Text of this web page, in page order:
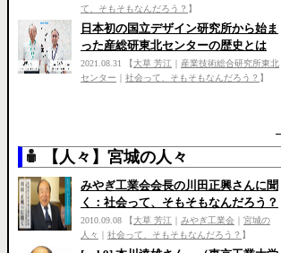
て、そもそもなんだろう？ 】
日本初の国立デザイン研究所から始ま
った産総研東北センターの歴史とは
2021.08.31 【大草 芳江
産業技術総合研究所東北
センター
社会って、そもそもなんだろう？ 】
【人々】宮城の人々
みやぎ工業会会長の川田正興さんに聞
く：社会って、そもそもなんだろう？
2010.09.08 【大草 芳江 みやぎ工業会
宮城の
人々
社会って、そもそもなんだろう？ 】